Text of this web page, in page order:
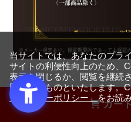
カー
当サイトでは、あなたのプラ
サイトの利便性向上のため、
表示を閉じるか、閲覧を継続
同意するものといたします。
ライバシーポリシー」をお読